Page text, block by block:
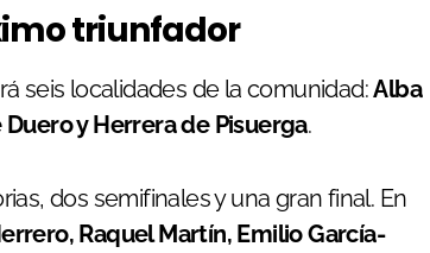
triunfador
seis localidades de la comunidad:Alba
y Herrera de Pisuerga.
dos semifinales y una gran final. En
Raquel Martín, Emilio García-